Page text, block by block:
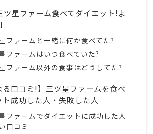
ツ星ファーム食べてダイエット!よ
ファームと一緒に何か食べてた?
ファームはいつ食べていた?
ファーム以外の食事はどうしてた?
る口コミ!】三ツ星ファームを食べ
ト成功した人・失敗した人
ファームでダイエットに成功した人
口コミ